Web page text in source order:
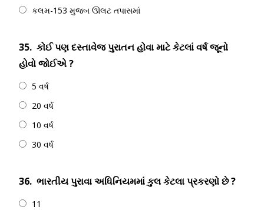
કલમ-153 મુજબ ઊલટ તપાસમાં
35. કોઈ પણ દસ્તાવેજ પુરાતન હોવા માટે કેટલાં વર્ષ જૂનો
હોવો જોઈએ ?
5 વર્ષ
20 વર્ષ
10 વર્ષ
30 વર્ષ
36. ભારતીય પુરાવા અધિનિયમમાં કુલ કેટલા પ્રકરણો છે ?
11